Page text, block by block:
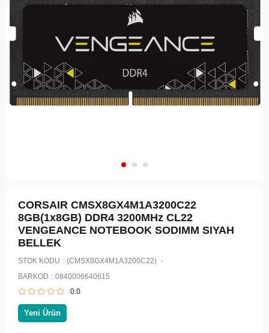
CORSAIR CMSX8GX4M1A3200C22
8GB(1x8GB) DDR4 3200MHz CL22
VENGEANCE NOTEBOOK SODIMM SIYAH
BELLEK
STOK KODU
(CMSX8GX4M1A3200C22)
BARKOD : 0840006640615
0.0
Yeni Ürün